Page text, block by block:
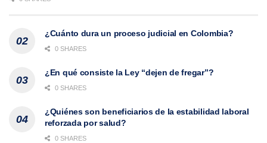
¿Cuánto dura un proceso judicial en Colombia?
0 SHARES
¿En qué consiste la Ley “dejen de fregar”?
0 SHARES
¿Quiénes son beneficiarios de la estabilidad laboral
reforzada por salud?
0 SHARES